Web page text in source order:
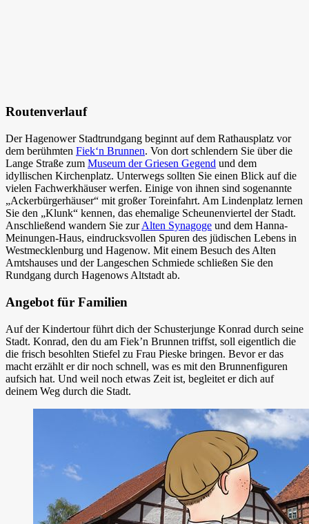
Routenverlauf
Der Hagenower Stadtrundgang beginnt auf dem Rathausplatz vor
dem berühmten Fiek‘n Brunnen. Von dort schlendern Sie über die
Lange Straße zum Museum der Griesen Gegend und dem
idyllischen Kirchenplatz. Unterwegs sollten Sie einen Blick auf die
vielen Fachwerkhäuser werfen. Einige von ihnen sind sogenannte
„Ackerbürgerhäuser“ mit großer Toreinfahrt. Am Lindenplatz lernen
Sie den „Klunk“ kennen, das ehemalige Scheunenviertel der Stadt.
Anschließend wandern Sie zurAlten Synagoge und dem Hanna-
Meinungen-Haus, eindrucksvollen Spuren des jüdischen Lebens in
Westmecklenburg und Hagenow. Mit einem Besuch des Alten
Amtshauses und der Langeschen Schmiede schließen Sie den
Rundgang durch Hagenows Altstadt ab.
Angebot für Familien
Auf der Kindertour führt dich der Schusterjunge Konrad durch seine
Stadt. Konrad, den du am Fiek’n Brunnen triffst, soll eigentlich die
die frisch besohlten Stiefel zu Frau Pieske bringen. Bevor er das
macht erzählt er dir noch schnell, was es mit den Brunnenfiguren
aufsich hat. Und weil noch etwas Zeit ist, begleitet er dich auf
deinem Weg durch die Stadt.